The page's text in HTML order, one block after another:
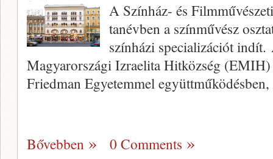
A Színház- és
tanévben a színművész
színházi specializációt indít.
Magyarországi Izraelita Hitközség
Friedman Egyetemmel együttműködésben,
Bővebben 0 Comments